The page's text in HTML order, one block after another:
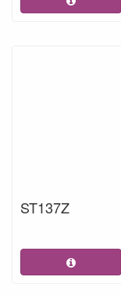
ST137Z